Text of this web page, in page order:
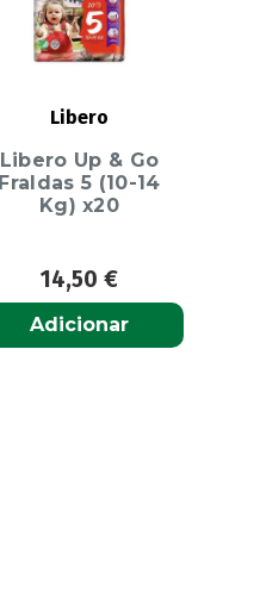
Libero
Libero Up & Go
Fraldas 5 (10-14
Kg) x20
14,50 €
Adicionar